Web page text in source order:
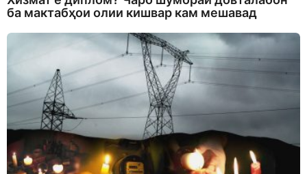
ба мактабҳои олии кишвар кам мешавад